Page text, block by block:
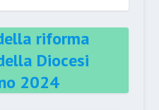
riforma
Diocesi
2024